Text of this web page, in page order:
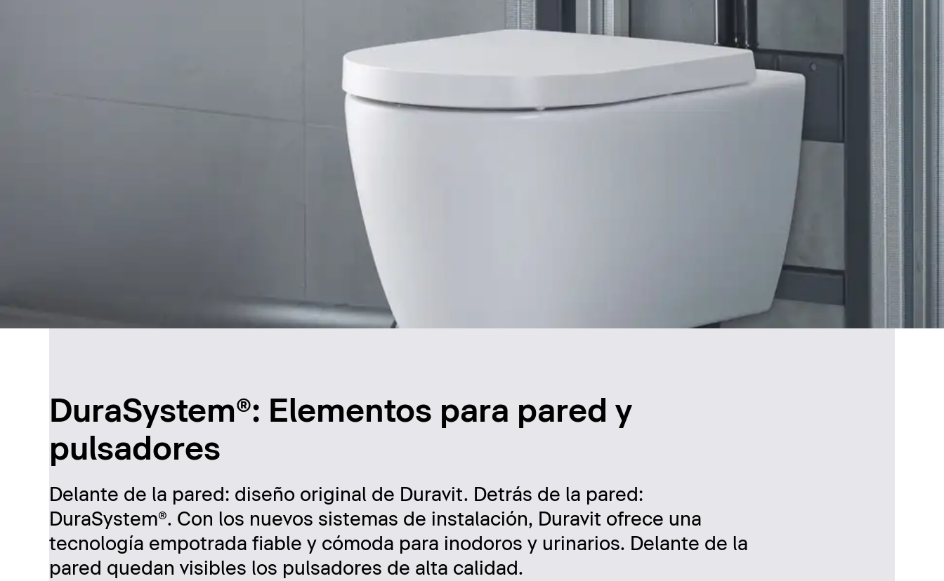
DuraSystem®: Elementos para pared y
pulsadores
Delante de la pared: diseño original de Duravit. Detrás de la pared:
DuraSystem®. Con los nuevos sistemas de instalación, Duravit ofrece una
tecnología empotrada fiable y cómoda para inodoros y urinarios. Delante de la
pared quedan visibles los pulsadores de alta calidad.